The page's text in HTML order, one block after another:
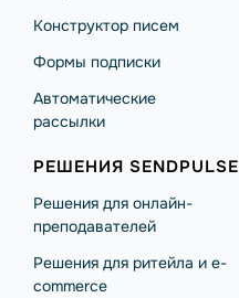
Конструктор писем
Формы подписки
Автоматические
рассылки
РЕШЕНИЯ SENDPULSE
Решения для онлайн-
преподавателей
Решения для ритейла и e-
commerce